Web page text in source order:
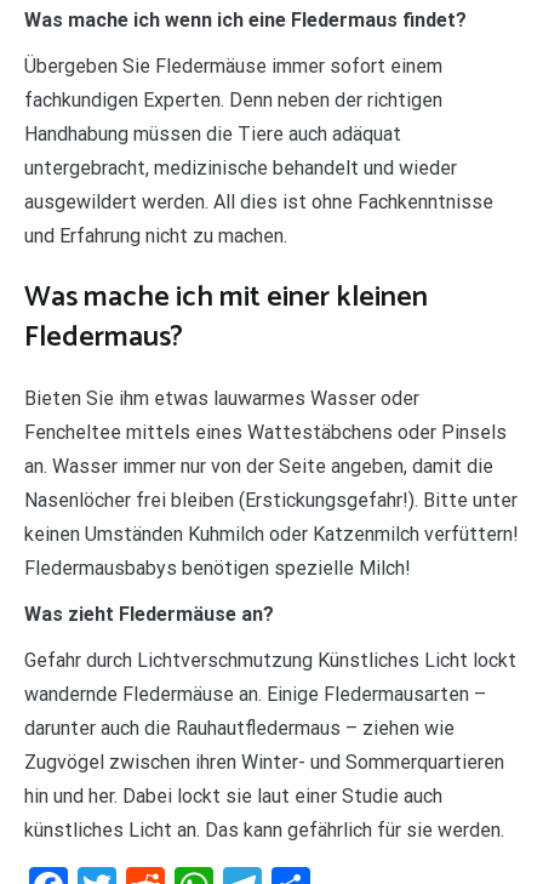
Was mache ich wenn ich eine Fledermaus findet?
Übergeben Sie Fledermäuse immer sofort einem
fachkundigen Experten. Denn neben der richtigen
Handhabung müssen die Tiere auch adäquat
untergebracht, medizinische behandelt und wieder
ausgewildert werden. All dies ist ohne Fachkenntnisse
und Erfahrung nicht zu machen.
Was mache ich mit einer kleinen
Fledermaus?
Bieten Sie ihm etwas lauwarmes Wasser oder
Fencheltee mittels eines Wattestäbchens oder Pinsels
an. Wasser immer nur von der Seite angeben, damit die
Nasenlöcher frei bleiben (Erstickungsgefahr!). Bitte unter
keinen Umständen Kuhmilch oder Katzenmilch verfüttern!
Fledermausbabys benötigen spezielle Milch!
Was zieht Fledermäuse an?
Gefahr durch Lichtverschmutzung Künstliches Licht lockt
wandernde Fledermäuse an. Einige Fledermausarten –
darunter auch die Rauhautfledermaus – ziehen wie
Zugvögel zwischen ihren Winter- und Sommerquartieren
hin und her. Dabei lockt sie laut einer Studie auch
künstliches Licht an. Das kann gefährlich für sie werden.